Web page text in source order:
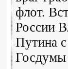
флот.
России
Путина